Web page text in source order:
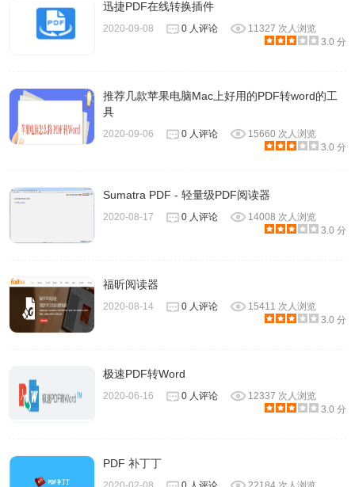
迅捷PDF在线转换插件
2020-09-08 0 人评论
11327 次人浏览
3.0 分
推荐几款苹果电脑Mac上好用的PDF转word的工
具
2020-09-06 0 人评论
15660 次人浏览
3.0 分
Sumatra PDF - 轻量级PDF阅读器
2020-08-17 0 人评论
14008 次人浏览
3.0 分
福昕阅读器
2020-08-14 0 人评论
15411 次人浏览
3.0 分
极速PDF转Word
2020-06-16 0 人评论
12337 次人浏览
3.0 分
PDF 补丁丁